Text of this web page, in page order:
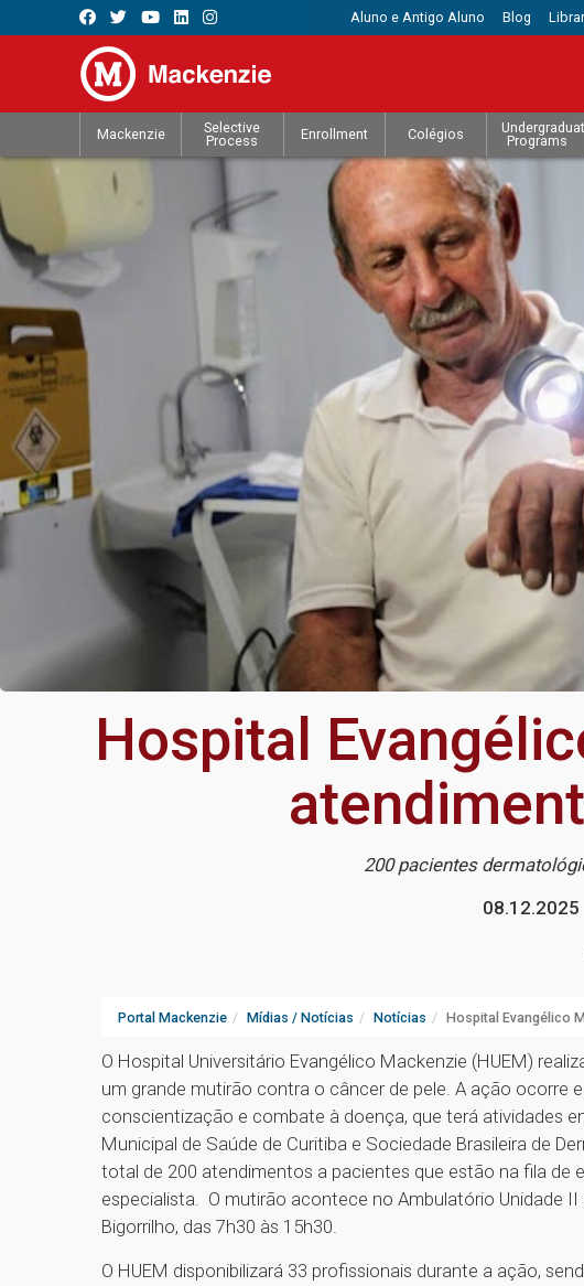
Aluno e Antigo Aluno Blog
Mackenzie
Selective
Process
Enrollment Colégios
Programs
Hospital
200 pacientes
08.12.2025
Portal Mackenzie Mídias / Notícias Notícias Hospital Evangélico
O Hospital Universitário Evangélico Mackenzie (HUEM)
um grande mutirão contra o câncer de pele. A ação ocorre
conscientização e combate à doença, que terá atividades
Municipal de Saúde de Curitiba e Sociedade Brasileira de
total de 200 atendimentos a pacientes que estão na fila de
especialista. O mutirão acontece no Ambulatório Unidade
Bigorrilho, das 7h30 às 15h30.
O HUEM disponibilizará 33 profissionais durante a ação,